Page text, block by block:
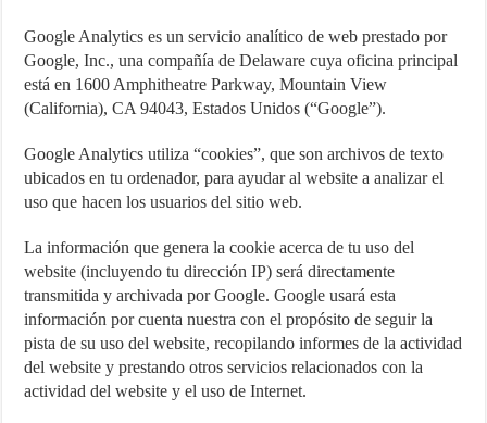
Google Analytics es un servicio analítico de web prestado por
Google, Inc., una compañía de Delaware cuya oficina principal
está en 1600 Amphitheatre Parkway, Mountain View
(California), CA 94043, Estados Unidos (“Google”).
Google Analytics utiliza “cookies”, que son archivos de texto
ubicados en tu ordenador, para ayudar al website a analizar el
uso que hacen los usuarios del sitio web.
La información que genera la cookie acerca de tu uso del
website (incluyendo tu dirección IP) será directamente
transmitida y archivada por Google. Google usará esta
información por cuenta nuestra con el propósito de seguir la
pista de su uso del website, recopilando informes de la actividad
del website y prestando otros servicios relacionados con la
actividad del website y el uso de Internet.